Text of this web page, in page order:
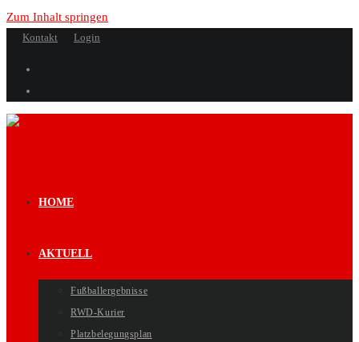
Zum Inhalt springen
Kontakt Login
HOME
AKTUELL
Fußballergebnisse
RWD-Kurier
Platzbelegungsplan